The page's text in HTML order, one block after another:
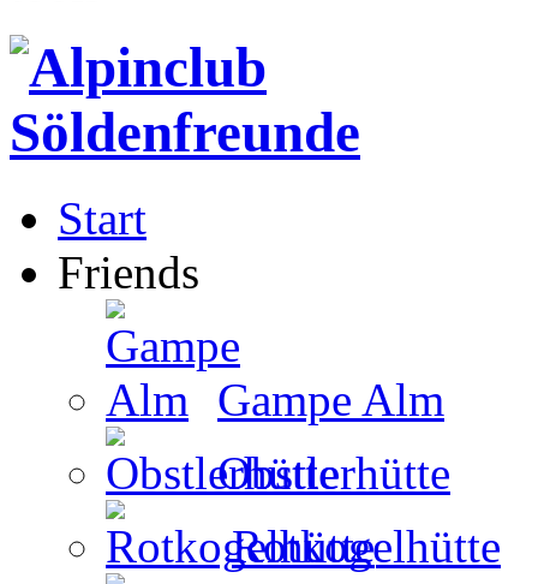
Start
Friends
Gampe Alm
Obstlerhütte
Rotkogelhütte